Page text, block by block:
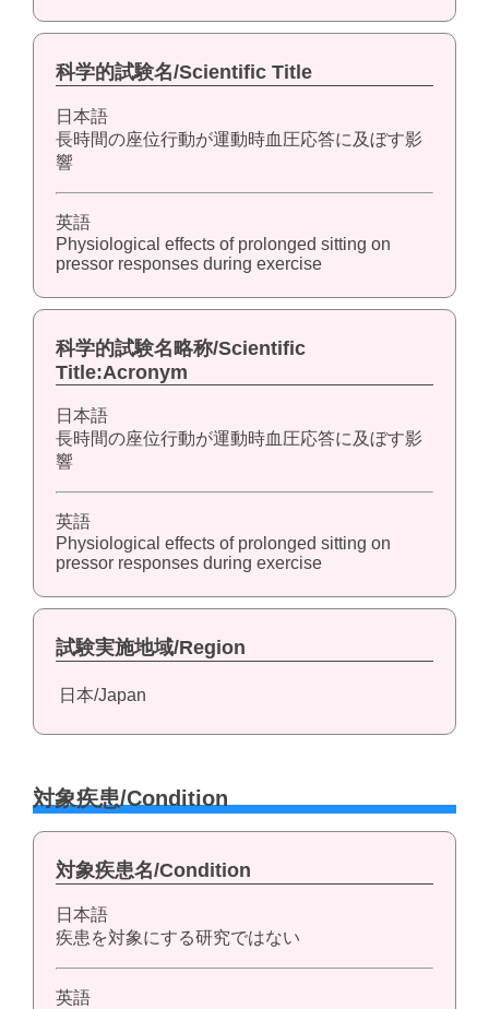
科学的試験名/Scientific Title
日本語
長時間の座位行動が運動時血圧応答に及ぼす影
響
英語
Physiological effects of prolonged sitting on
pressor responses during exercise
科学的試験名略称/Scientific
Title:Acronym
日本語
長時間の座位行動が運動時血圧応答に及ぼす影
響
英語
Physiological effects of prolonged sitting on
pressor responses during exercise
試験実施地域/Region
日本/Japan
対象疾患/Condition
対象疾患名/Condition
日本語
疾患を対象にする研究ではない
英語